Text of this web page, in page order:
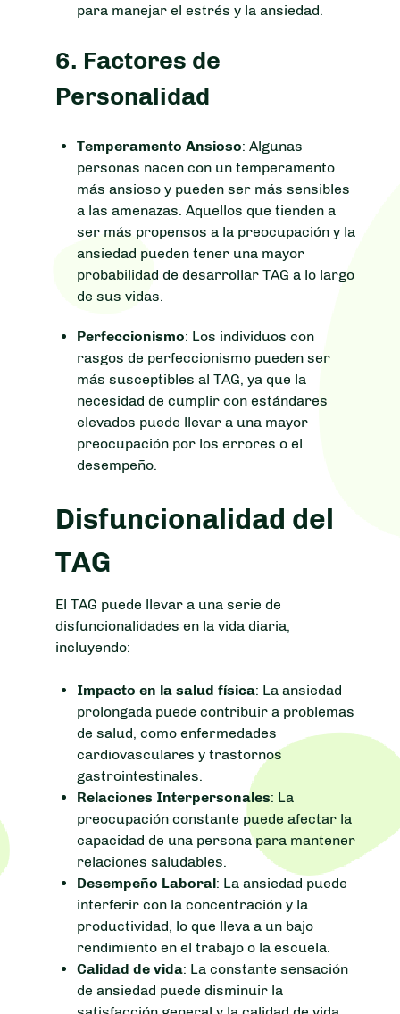
para manejar el estrés y la ansiedad.
6. Factores de
Personalidad
Temperamento Ansioso: Algunas
personas nacen con un temperamento
más ansioso y pueden ser más sensibles
a las amenazas. Aquellos que tienden a
ser más propensos a la preocupación y la
ansiedad pueden tener una mayor
probabilidad de desarrollar TAG a lo largo
de sus vidas.
Perfeccionismo: Los individuos con
rasgos de perfeccionismo pueden ser
más susceptibles al TAG, ya que la
necesidad de cumplir con estándares
elevados puede llevar a una mayor
preocupación por los errores o el
desempeño.
Disfuncionalidad del
TAG
El TAG puede llevar a una serie de
disfuncionalidades en la vida diaria,
incluyendo:
Impacto en la salud física: La ansiedad
prolongada puede contribuir a problemas
de salud, como enfermedades
cardiovasculares y trastornos
gastrointestinales.
Relaciones Interpersonales: La
preocupación constante puede afectar la
capacidad de una persona para mantener
relaciones saludables.
Desempeño Laboral: La ansiedad puede
interferir con la concentración y la
productividad, lo que lleva a un bajo
rendimiento en el trabajo o la escuela.
Calidad de vida: La constante sensación
de ansiedad puede disminuir la